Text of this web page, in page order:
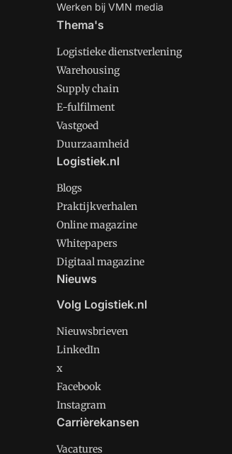
Werken bij VMN media
Thema's
Logistieke dienstverlening
Warehousing
Supply chain
E-fulfilment
Vastgoed
Duurzaamheid
Logistiek.nl
Blogs
Praktijkverhalen
Online magazine
Whitepapers
Digitaal magazine
Nieuws
Volg Logistiek.nl
Nieuwsbrieven
LinkedIn
x
Facebook
Instagram
Carrièrekansen
Vacatures